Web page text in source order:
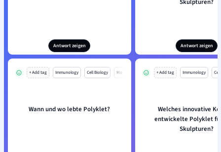
Antwort zeigen
Skulpturen?
Antwort zeigen
+ Add tag Immunology Cell Biology Mo
Wann und wo lebte Polyklet?
+ Add tag Immunology
Welches innovative
entwickelte Polyklet
Skulpturen?